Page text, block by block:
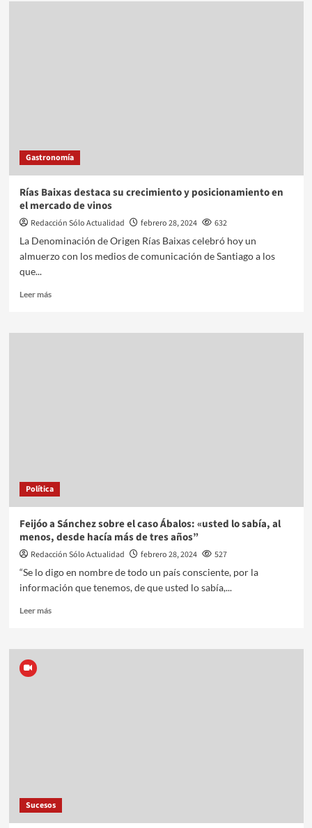
Gastronomía
Rías Baixas destaca su crecimiento y posicionamiento en
el mercado de vinos
Redacción Sólo Actualidad febrero 28, 2024
632
La Denominación de Origen Rías Baixas celebró hoy un
almuerzo con los medios de comunicación de Santiago a los
que...
Leer más
Política
Feijóo a Sánchez sobre el caso Ábalos: «usted lo sabía, al
menos, desde hacía más de tres años”
Redacción Sólo Actualidad febrero 28, 2024
527
“Se lo digo en nombre de todo un país consciente, por la
información que tenemos, de que usted lo sabía,...
Leer más
Sucesos